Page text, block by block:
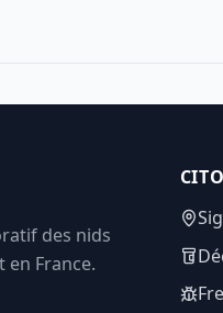
des nids
en France.